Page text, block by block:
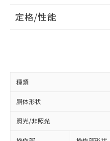
定格/性能
種類
胴体形状
照光/非照光